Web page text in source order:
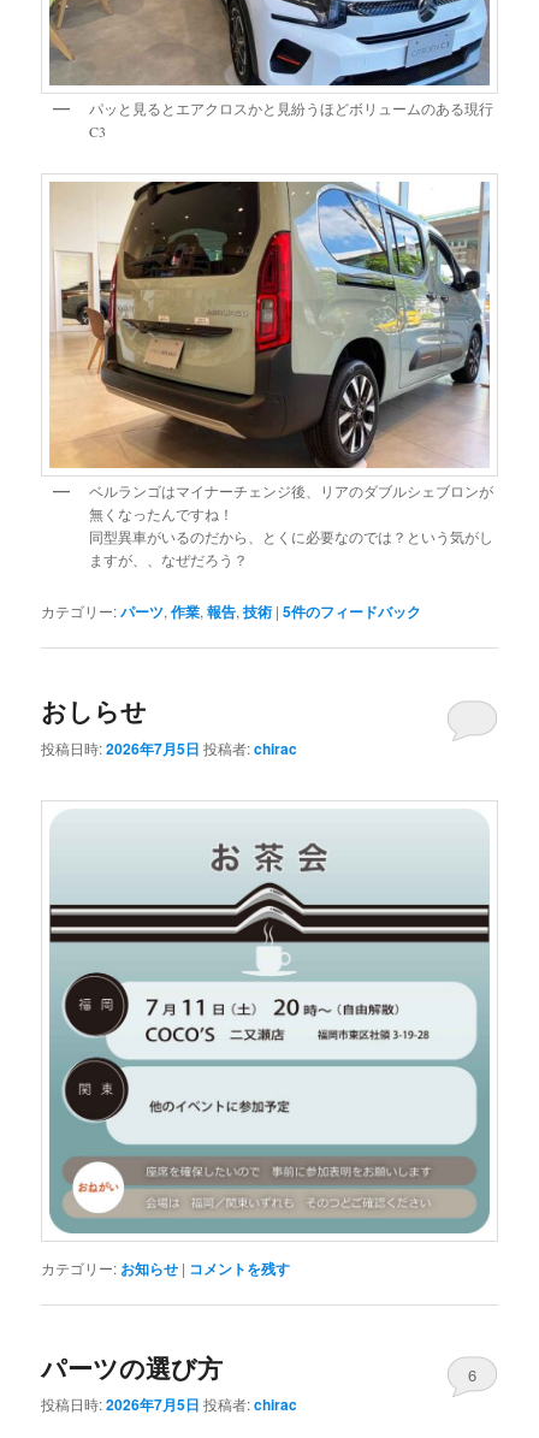
パッと見るとエアクロスかと見紛うほどボリュームのある現行
C3
ベルランゴはマイナーチェンジ後、リアのダブルシェブロンが
無くなったんですね！
同型異車がいるのだから、とくに必要なのでは？という気がし
ますが、、なぜだろう？
カテゴリー:パーツ,作業,報告,技術 |5件のフィードバック
おしらせ
投稿日時:2026年7月5日 投稿者:chirac
カテゴリー: お知らせ | コメントを残す
パーツの選び方
投稿日時:2026年7月5日 投稿者:chirac
6